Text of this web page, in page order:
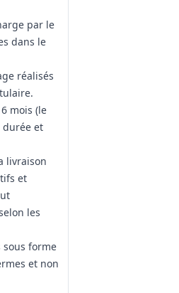
par le
dans le
réalisés
mois (le
et
livraison
et
les
sous forme
et non